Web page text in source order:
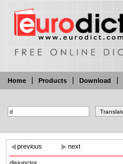
Home Products Download
previous next